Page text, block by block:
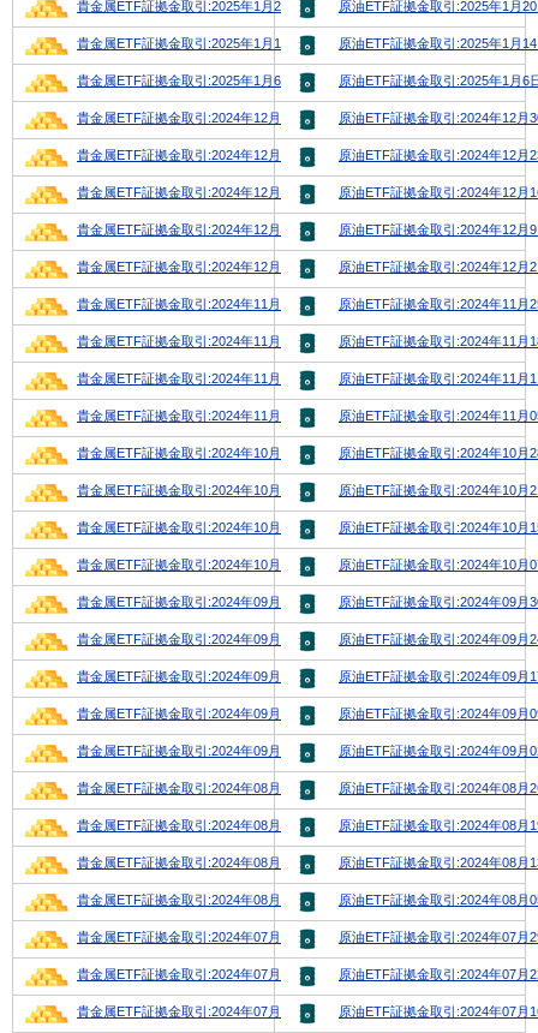
貴金属ETF証拠金取引:2025年1月20日号 原油ETF証拠金取引:2025年1月
貴金属ETF証拠金取引:2025年1月13日号 原油ETF証拠金取引:2025年1月
貴金属ETF証拠金取引:2025年1月6日号 原油ETF証拠金取引:2025年1月6
貴金属ETF証拠金取引:2024年12月30日号 原油ETF証拠金取引:2024年12月
貴金属ETF証拠金取引:2024年12月23日号 原油ETF証拠金取引:2024年12月
貴金属ETF証拠金取引:2024年12月16日号 原油ETF証拠金取引:2024年12月
貴金属ETF証拠金取引:2024年12月9日号 原油ETF証拠金取引:2024年12月
貴金属ETF証拠金取引:2024年12月2日号 原油ETF証拠金取引:2024年12月
貴金属ETF証拠金取引:2024年11月25日号 原油ETF証拠金取引:2024年11月
貴金属ETF証拠金取引:2024年11月18日号 原油ETF証拠金取引:2024年11月
貴金属ETF証拠金取引:2024年11月11日号 原油ETF証拠金取引:2024年11月
貴金属ETF証拠金取引:2024年11月04日号 原油ETF証拠金取引:2024年11月
貴金属ETF証拠金取引:2024年10月28日号 原油ETF証拠金取引:2024年10月
貴金属ETF証拠金取引:2024年10月21日号 原油ETF証拠金取引:2024年10月
貴金属ETF証拠金取引:2024年10月14日号 原油ETF証拠金取引:2024年10月
貴金属ETF証拠金取引:2024年10月07日号 原油ETF証拠金取引:2024年10月
貴金属ETF証拠金取引:2024年09月30日号 原油ETF証拠金取引:2024年09月
貴金属ETF証拠金取引:2024年09月23日号 原油ETF証拠金取引:2024年09月
貴金属ETF証拠金取引:2024年09月16日号 原油ETF証拠金取引:2024年09月
貴金属ETF証拠金取引:2024年09月09日号 原油ETF証拠金取引:2024年09月
貴金属ETF証拠金取引:2024年09月02日号 原油ETF証拠金取引:2024年09月
貴金属ETF証拠金取引:2024年08月26日号 原油ETF証拠金取引:2024年08月
貴金属ETF証拠金取引:2024年08月19日号 原油ETF証拠金取引:2024年08月
貴金属ETF証拠金取引:2024年08月12日号 原油ETF証拠金取引:2024年08月
貴金属ETF証拠金取引:2024年08月05日号 原油ETF証拠金取引:2024年08月
貴金属ETF証拠金取引:2024年07月29日号 原油ETF証拠金取引:2024年07月
貴金属ETF証拠金取引:2024年07月22日号 原油ETF証拠金取引:2024年07月
貴金属ETF証拠金取引:2024年07月15日号 原油ETF証拠金取引:2024年07月